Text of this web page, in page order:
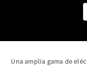
Una amplia gama de